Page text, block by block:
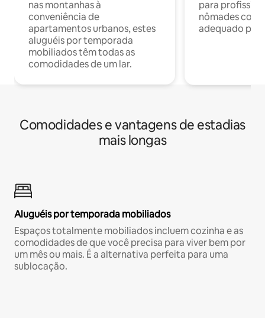
nas montanhas à
conveniência de
apartamentos urbanos, estes
aluguéis por temporada
mobiliados têm todas as
comodidades de um lar.
para
nômades com
adequado
Comodidades e vantagens de estadias
mais longas
Aluguéis por temporada mobiliados
Espaços totalmente mobiliados incluem cozinha e as
comodidades de que você precisa para viver bem por
um mês ou mais. É a alternativa perfeita para uma
sublocação.